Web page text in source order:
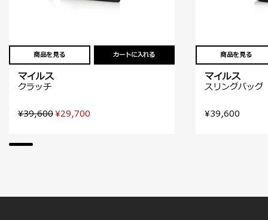
商品を見る カートに入れる
マイルス
クラッチ
¥39,600¥29,700
商品を見る
マイルス
スリングバッグ
¥39,600